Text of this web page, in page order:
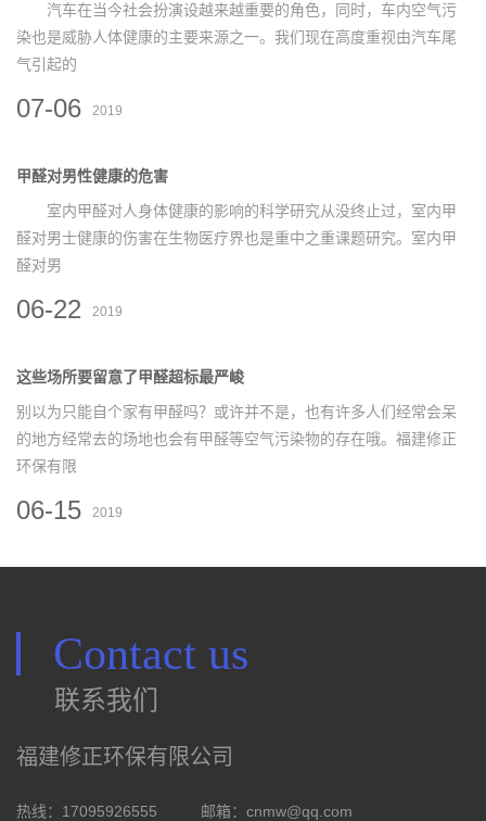
汽车在当今社会扮演设越来越重要的角色，同时，车内空气污
染也是威胁人体健康的主要来源之一。我们现在高度重视由汽车尾
气引起的
07-06 2019
甲醛对男性健康的危害
室内甲醛对人身体健康的影响的科学研究从没终止过，室内甲
醛对男士健康的伤害在生物医疗界也是重中之重课题研究。室内甲
醛对男
06-22 2019
这些场所要留意了甲醛超标最严峻
别以为只能自个家有甲醛吗？或许并不是，也有许多人们经常会呆
的地方经常去的场地也会有甲醛等空气污染物的存在哦。福建修正
环保有限
06-15 2019
Contact us
联系我们
福建修正环保有限公司
热线：17095926555 邮箱： cnmw@qq.com